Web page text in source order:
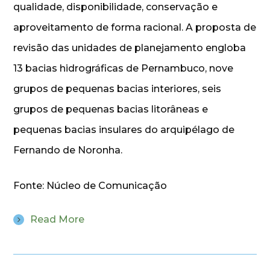
qualidade, disponibilidade, conservação e
aproveitamento de forma racional. A proposta de
revisão das unidades de planejamento engloba
13 bacias hidrográficas de Pernambuco, nove
grupos de pequenas bacias interiores, seis
grupos de pequenas bacias litorâneas e
pequenas bacias insulares do arquipélago de
Fernando de Noronha.
Fonte: Núcleo de Comunicação
Read More